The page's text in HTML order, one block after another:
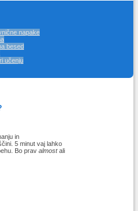
napake
besed
učenju
in
5 minut vaj lahko
Bo prav almostali